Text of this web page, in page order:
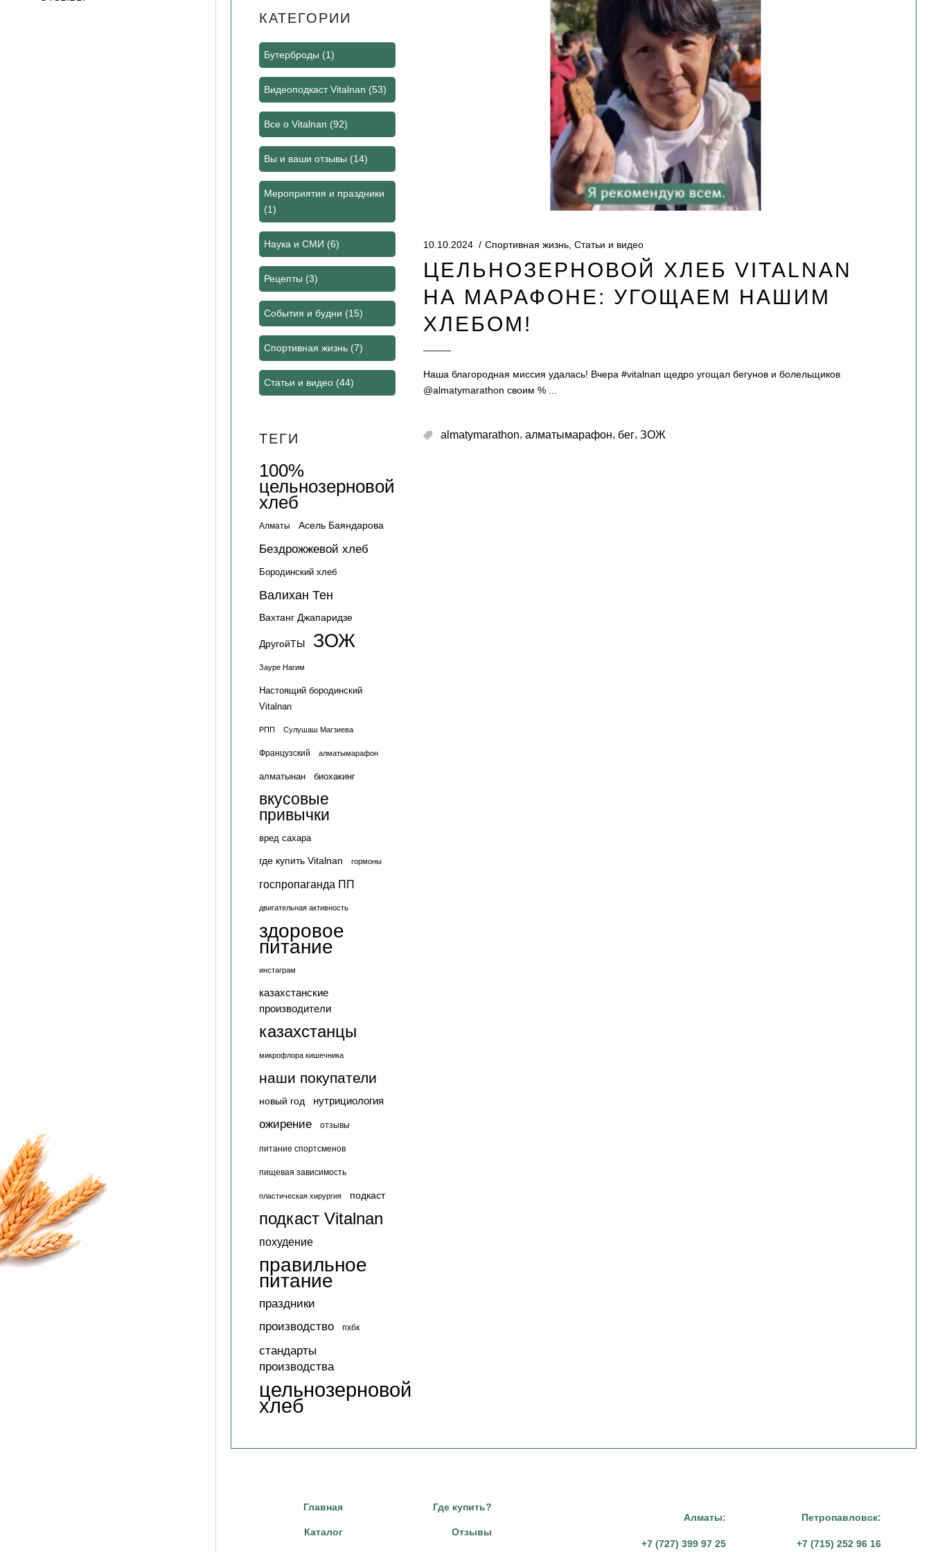
10.10.2024 Спортивная жизнь Статьи и видео
ЦЕЛЬНОЗЕРНОВОЙ ХЛЕБ VITALNAN
НА МАРАФОНЕ: УГОЩАЕМ НАШИМ
ХЛЕБОМ!
Наша благородная миссия удалась! Вчера #vitalnan щедро угощал бегунов и болельщиков
@almatymarathon своим %
almatymarathon, алматымарафон, бег, ЗОЖ
КАТЕГОРИИ
Бутерброды (1)
Видеоподкаст Vitalnan (53)
Все о Vitalnan (92)
Вы и ваши отзывы (14)
Мероприятия и праздники
(1)
Наука и СМИ (6)
Рецепты (3)
События и будни (15)
Спортивная жизнь (7)
Статьи и видео (44)
ТЕГИ
100%
цельнозерновой
хлеб
Алматы Асель Баяндарова
Бездрожжевой хлеб
Бородинский хлеб
Валихан Тен
Вахтанг Джапаридзе
ДругойТЫ ЗОЖ
Зауре Нагим
Настоящий бородинский
Vitalnan
РПП Сулушаш Магзиева
Французский алматымарафон
алматынан биохакинг
вкусовые
привычки
вред сахара
где купить Vitalnan гормоны
госпропаганда ПП
двигательная активность
здоровое
питание
инстаграм
казахстанские
производители
казахстанцы
микрофлора кишечника
наши покупатели
новый год нутрициология
ожирение отзывы
питание спортсменов
пищевая зависимость
пластическая хирургия подкаст
подкаст Vitalnan
похудение
правильное
питание
праздники
производство
пхбк
стандарты
производства
цельнозерновой
хлеб
Главная
Каталог
Где купить?
Отзывы
Алматы:
+7 (727) 399 97 25
Петропавловск:
+7 (715) 252 96 16